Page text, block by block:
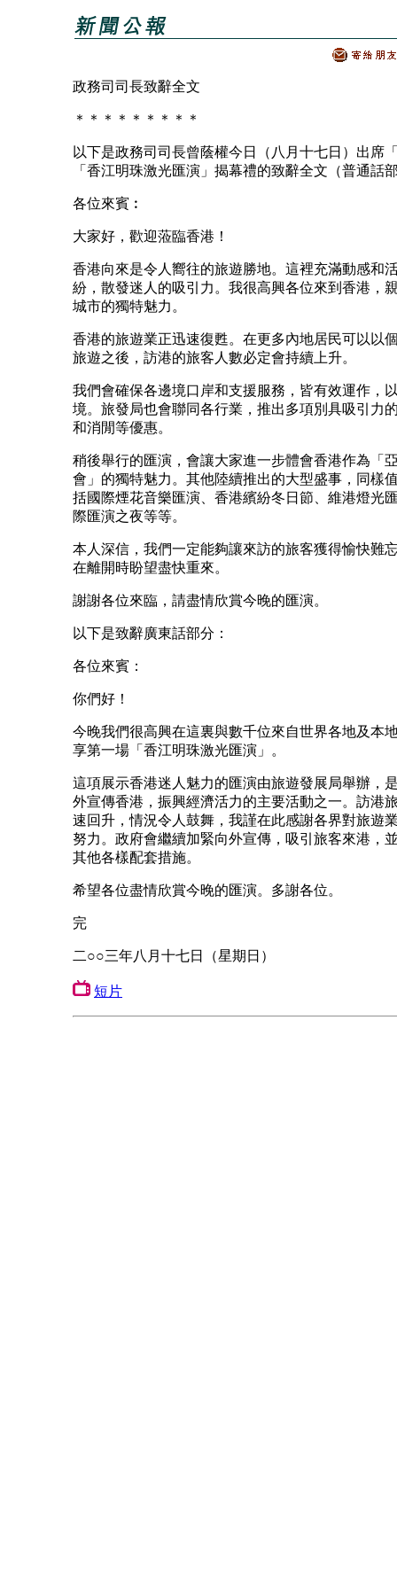
政務司司長致辭全文
＊＊＊＊＊＊＊＊＊
以下是政務司司長曾蔭權今日（八月十七日）出席
「香江明珠激光匯演」揭幕禮的致辭全文（普通話
各位來賓︰
大家好，歡迎蒞臨香港！
香港向來是令人嚮往的旅遊勝地。這裡充滿動感和
紛，散發迷人的吸引力。我很高興各位來到香港，
城市的獨特魅力。
香港的旅遊業正迅速復甦。在更多內地居民可以以
旅遊之後，訪港的旅客人數必定會持續上升。
我們會確保各邊境口岸和支援服務，皆有效運作，
境。旅發局也會聯同各行業，推出多項別具吸引力
和消閒等優惠。
稍後舉行的匯演，會讓大家進一步體會香港作為「
會」的獨特魅力。其他陸續推出的大型盛事，同樣
括國際煙花音樂匯演、香港繽紛冬日節、維港燈光
際匯演之夜等等。
本人深信，我們一定能夠讓來訪的旅客獲得愉快難
在離開時盼望盡快重來。
謝謝各位來臨，請盡情欣賞今晚的匯演。
以下是致辭廣東話部分：
各位來賓：
你們好！
今晚我們很高興在這裏與數千位來自世界各地及本
享第一場「香江明珠激光匯演」。
這項展示香港迷人魅力的匯演由旅遊發展局舉辦，
外宣傳香港，振興經濟活力的主要活動之一。訪港
速回升，情況令人鼓舞，我謹在此感謝各界對旅遊
努力。政府會繼續加緊向外宣傳，吸引旅客來港，
其他各樣配套措施。
希望各位盡情欣賞今晚的匯演。多謝各位。
完
二○○三年八月十七日（星期日）
短片